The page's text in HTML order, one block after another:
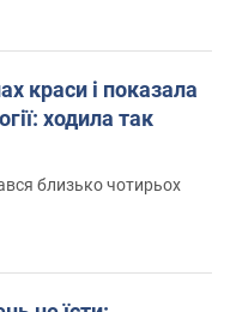
краси і показала
ходила так
близько чотирьох